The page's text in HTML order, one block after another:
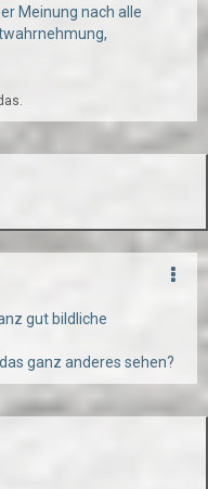
Meinung nach alle
gut bildliche
ganz anderes sehen?